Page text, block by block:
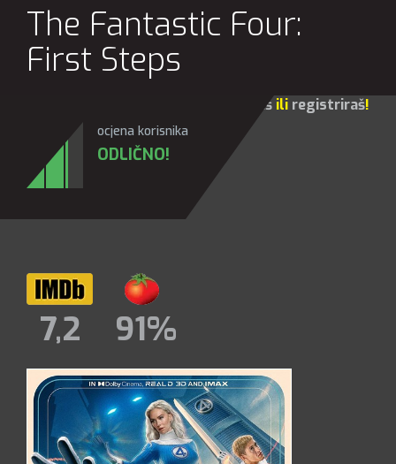
The Fantastic Four:
First Steps
prijaviš ili registriraš!
ocjena korisnika
ODLIČNO!
7,2 91%